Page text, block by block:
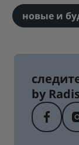
J.
Kunlun
новые и
by